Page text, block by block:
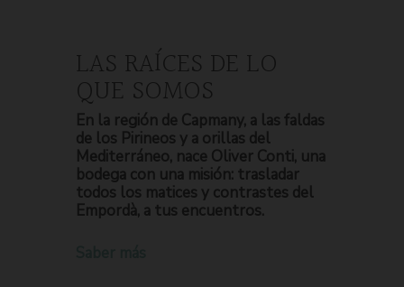
LAS RAÍCES DE LO
QUE SOMOS
En la región de Capmany, a las faldas
de los Pirineos y a orillas del
Mediterráneo, nace Oliver Conti, una
bodega con una misión: trasladar
todos los matices y contrastes del
Empordà, a tus encuentros.